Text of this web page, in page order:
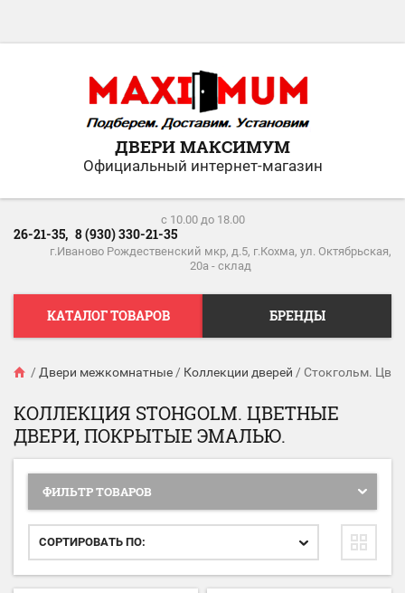
ДВЕРИ МАКСИМУМ
Официальный интернет-магазин
c 10.00 до 18.00
26-21-35, 8 (930) 330-21-35
г.Иваново Рождественский мкр, д.5, г.Кохма, ул. Октябрьская,
20а - склад
КАТАЛОГ ТОВАРОВ БРЕНДЫ
/ Двери межкомнатные / Коллекции дверей / Стокгольм.
КОЛЛЕКЦИЯ STOHGOLM. ЦВЕТНЫЕ
ДВЕРИ, ПОКРЫТЫЕ ЭМАЛЬЮ.
ФИЛЬТР ТОВАРОВ
СОРТИРОВАТЬ ПО: